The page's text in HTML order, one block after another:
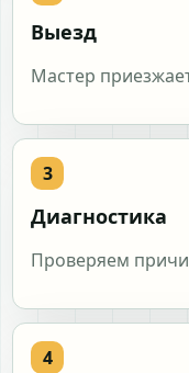
Выезд
Мастер
Диагностика
Проверяем